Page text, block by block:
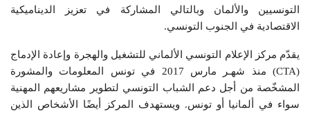
التونسيين والألمان وبالتالي المشاركة في تعزيز الديناميكية
الاقتصادية في الجنوب التونسي.
يقدّم مركز الإعلام التونسي الألماني للتشغيل والهجرة وإعادة الإدماج
(CTA) منذ شهـر مارس 2017 في تونس المعلومات والمشورة
المشخّصة من أجل دعم الشباب التونسي لتطوير مشاريعهم المهنية
سواء في ألمانيا أو تونس. ويستهدف المركز أيضًا الأشخاص الذين